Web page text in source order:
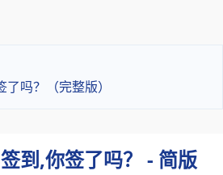
吗？（完整版）
到,你签了吗？ - 简版